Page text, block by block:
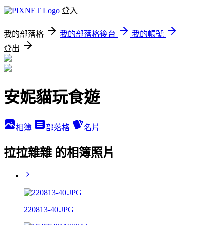
登入
我的部落格 我的部落格後台
我的帳號
登出
安妮貓玩食遊
相簿 部落格 名片
拉拉雜雜 的相簿照片
220813-40.JPG